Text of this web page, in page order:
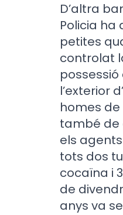
D’altra
Policia
petites
controlat
l’exterior
homes de
també de
els
tots dos
cocaïna i
de
anys va